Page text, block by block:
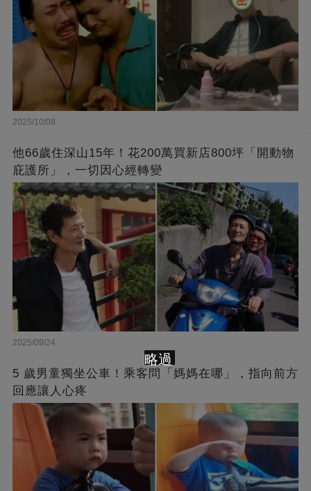
2025/10/08
他66歲住深山15年！花200萬買新店800坪「開動物
庇護所」，一切因心經轉變
2025/09/24
5 歲男童獨坐公車！乘客問「媽媽在哪」，指向前方
回應讓人心疼
略過